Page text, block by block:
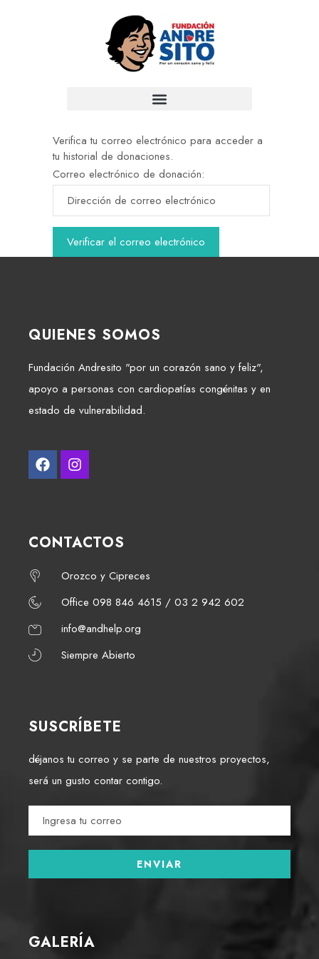
Verifica tu correo electrónico para acceder a
tu historial de donaciones.
Correo electrónico de donación:
QUIENES SOMOS
Fundación Andresito "por un corazón sano y feliz",
apoyo a personas con cardiopatías congénitas y en
estado de vulnerabilidad.
CONTACTOS
Orozco y Cipreces
Office 098 846 4615 / 03 2 942 602
info@andhelp.org
Siempre Abierto
SUSCRÍBETE
déjanos tu correo y se parte de nuestros proyectos,
será un gusto contar contigo.
GALERÍA